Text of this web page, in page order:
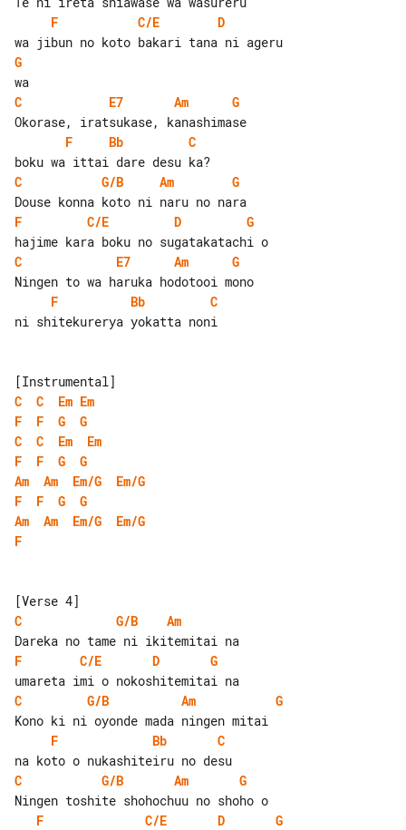
F
C/E
D
G
C
E7 Am
G
F
Bb
C
C
G/B Am
G
F
C/E D
G
C
E7 Am
G
F
Bb
C
ni shitekurerya yokatta noni
C
C Em Em
F
F G
G
C
C Em
Em
F
F G
G
Am
Am Em/G
Em/G
F
F G
G
Am
Am Em/G
Em/G
F
C
G/B
Am
F
C/E D
G
C
G/B Am
G
F
Bb
C
C
G/B Am
G
F
C/E D
G